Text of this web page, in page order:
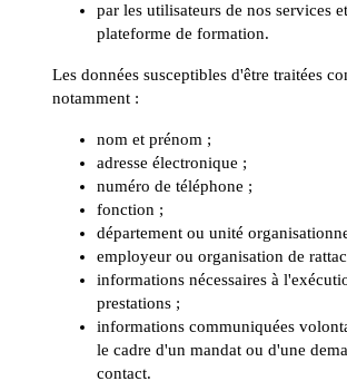
par les utilisateurs de nos services
plateforme de formation.
Les données susceptibles d'être traitées
notamment :
nom et prénom ;
adresse électronique ;
numéro de téléphone ;
fonction ;
département ou unité
employeur ou organisation de
informations nécessaires à
prestations ;
informations communiquées
le cadre d'un mandat ou d'une
contact.